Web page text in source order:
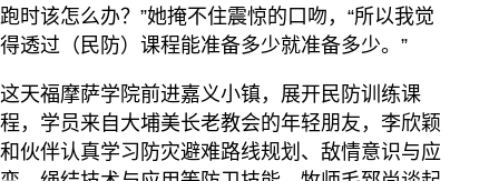
跑时该怎么办？”她掩不住震惊的口吻，“所以我觉
得透过（民防）课程能准备多少就准备多少。”
这天福摩萨学院前进嘉义小镇，展开民防训练课
程，学员来自大埔美长老教会的年轻朋友，李欣颖
和伙伴认真学习防灾避难路线规划、敌情意识与应